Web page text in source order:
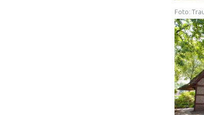
Foto: